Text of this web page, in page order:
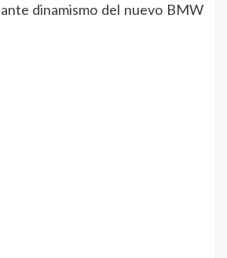
dinamismo del nuevo BMW